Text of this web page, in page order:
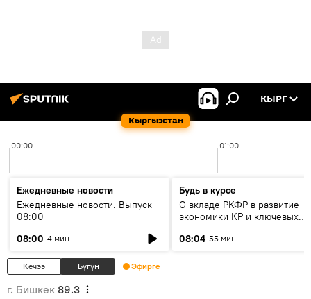
Кыргызстан
КЫРГ
00:00 01:00
Ежедневные новости
Ежедневные новости. Выпуск
08:00
08:00 4 мин
Будь в курсе
О вкладе РКФР в развитие
экономики КР и ключевых
08:04 55 мин
Кечээ Бүгүн Эфирге
г. Бишкек 89.3